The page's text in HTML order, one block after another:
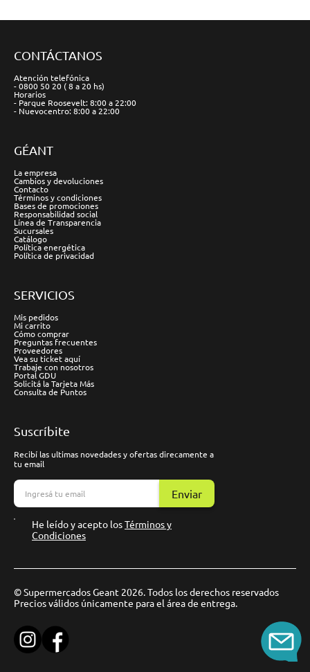
CONTÁCTANOS
Atención telefónica
- 0800 50 20 ( 8 a 20 hs)
Horarios
- Parque Roosevelt: 8:00 a 22:00
- Nuevocentro: 8:00 a 22:00
GÉANT
La empresa
Cambios y devoluciones
Contacto
Términos y condiciones
Bases de promociones
Responsabilidad social
Línea de Transparencia
Sucursales
Catálogo
Política energética
Política de privacidad
SERVICIOS
Mis pedidos
Mi carrito
Cómo comprar
Preguntas frecuentes
Proveedores
Vea su ticket aquí
Trabaje con nosotros
Portal GDU
Solicitá la Tarjeta Más
Consulta de Puntos
Suscríbite
Recibí las ultimas novedades y ofertas direcamente a
tu email
Enviar
He leído y acepto losTérminos y
Condiciones
© Supermercados Geant 2026. Todos los derechos reservados
Precios válidos únicamente para el área de entrega.